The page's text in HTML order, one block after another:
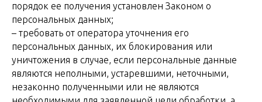
порядок ее получения установлен Законом о
персональных данных;
– требовать от оператора уточнения его
персональных данных, их блокирования или
уничтожения в случае, если персональные данные
являются неполными, устаревшими, неточными,
незаконно полученными или не являются